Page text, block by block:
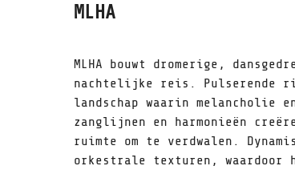
MLHA
MLHA bouwt dromerige,
nachtelijke reis. Pulserende
landschap waarin melancholie
zanglijnen en harmonieën
ruimte om te verdwalen.
orkestrale texturen, waardoor